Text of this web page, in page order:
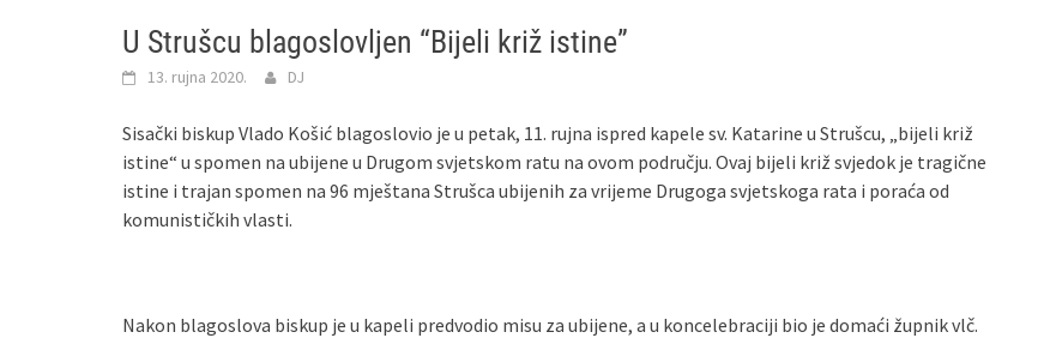
U Strušcu blagoslovljen “Bijeli križ istine”
13. rujna 2020. DJ
Sisački biskup Vlado Košić blagoslovio je u petak, 11. rujna ispred kapele sv. Katarine u Strušcu, „bijeli križ
istine“ u spomen na ubijene u Drugom svjetskom ratu na ovom području. Ovaj bijeli križ svjedok je tragične
istine i trajan spomen na 96 mještana Strušca ubijenih za vrijeme Drugoga svjetskoga rata i poraća od
komunističkih vlasti.
Nakon blagoslova biskup je u kapeli predvodio misu za ubijene, a u koncelebraciji bio je domaći župnik vlč.